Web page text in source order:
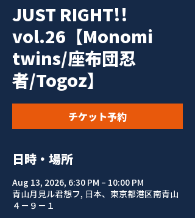
JUST RIGHT!!
vol.26【Monomi
twins/座布団忍
者/Togoz】
チケット予約
日時・場所
Aug 13, 2026, 6:30 PM – 10:00 PM
青山月見ル君想フ, 日本、東京都港区南青山
４−９−１